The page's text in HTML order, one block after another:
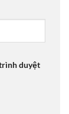
duyệt